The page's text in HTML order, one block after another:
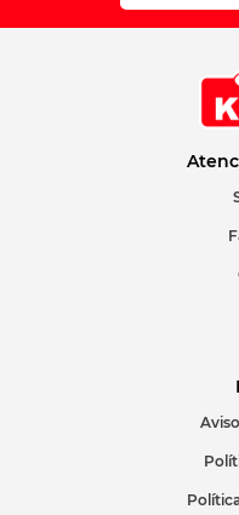
Correo
ENVIAR